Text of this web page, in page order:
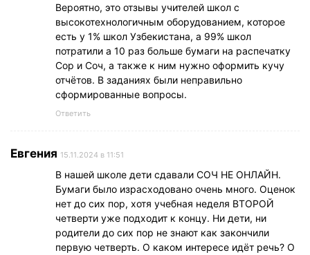
Вероятно, это отзывы учителей школ с
высокотехнологичным оборудованием, которое
есть у 1% школ Узбекистана, а 99% школ
потратили а 10 раз больше бумаги на распечатку
Сор и Соч, а также к ним нужно оформить кучу
отчётов. В заданиях были неправильно
сформированные вопросы.
Ответить
Евгения 15.11.2024 в 11:51
В нашей школе дети сдавали СОЧ НЕ ОНЛАЙН.
Бумаги было израсходовано очень много. Оценок
нет до сих пор, хотя учебная неделя ВТОРОЙ
четверти уже подходит к концу. Ни дети, ни
родители до сих пор не знают как закончили
первую четверть. О каком интересе идёт речь? О